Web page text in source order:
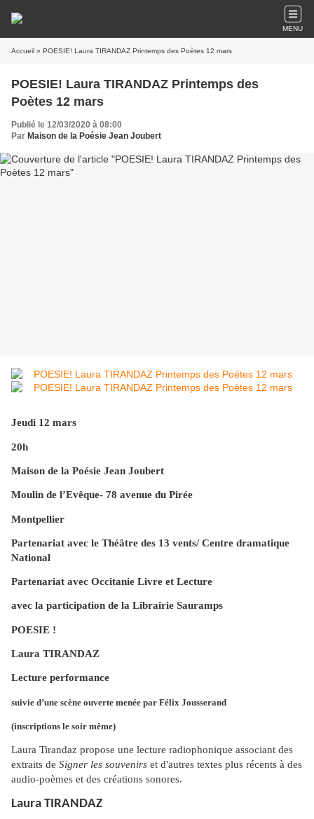
MENU
Accueil » POESIE! Laura TIRANDAZ Printemps des Poètes 12 mars
POESIE! Laura TIRANDAZ Printemps des
Poètes 12 mars
Publié le 12/03/2020 à 08:00
Par Maison de la Poésie Jean Joubert
Jeudi 12 mars
20h
Maison de la Poésie Jean Joubert
Moulin de l’Evêque- 78 avenue du Pirée
Montpellier
Partenariat avec le Théâtre des 13 vents/ Centre dramatique
National
Partenariat avec Occitanie Livre et Lecture
avec la participation de la Librairie Sauramps
POESIE !
Laura TIRANDAZ
Lecture performance
suivie d’une scène ouverte menée par Félix Jousserand
(inscriptions le soir même)
Laura Tirandaz propose une lecture radiophonique associant des
extraits de Signer les souvenirs et d'autres textes plus récents à des
audio-poèmes et des créations sonores.
Laura TIRANDAZ